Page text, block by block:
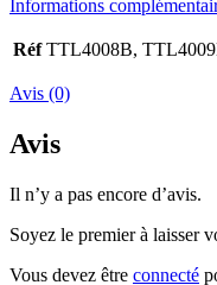
Informations
Réf TTL4008B,
Avis (0)
Avis
Il n’y a pas encore d’avis.
Soyez le premier à laisser
Vous devez être connecté